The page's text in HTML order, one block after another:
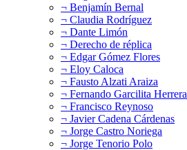
¬ Benjamín Bernal
¬ Claudia Rodríguez
¬ Dante Limón
¬ Derecho de réplica
¬ Edgar Gómez Flores
¬ Eloy Caloca
¬ Fausto Alzati Araiza
¬ Fernando Garcilita Herrera
¬ Francisco Reynoso
¬ Javier Cadena Cárdenas
¬ Jorge Castro Noriega
¬ Jorge Tenorio Polo